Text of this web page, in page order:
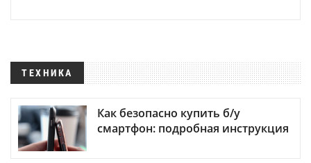
ТЕХНИКА
Как безопасно купить б/у
смартфон: подробная инструкция